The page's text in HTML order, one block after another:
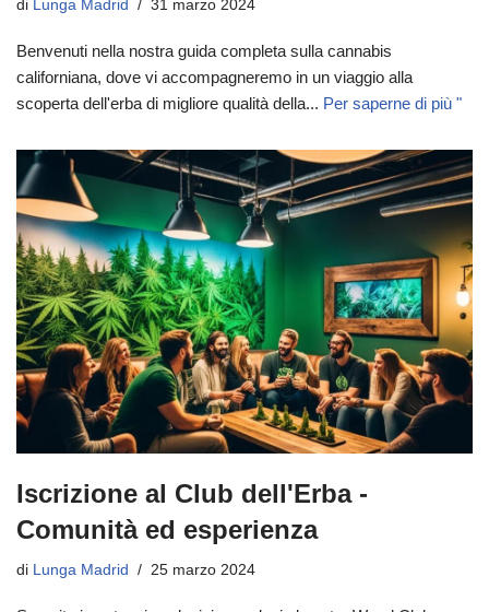
di Lunga Madrid 31 marzo 2024
Benvenuti nella nostra guida completa sulla cannabis
californiana, dove vi accompagneremo in un viaggio alla
scoperta dell'erba di migliore qualità della... Per saperne di più "
Iscrizione al Club dell'Erba -
Comunità ed esperienza
di Lunga Madrid 25 marzo 2024